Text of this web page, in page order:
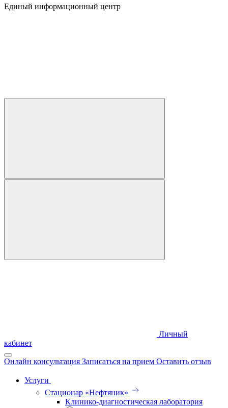
Единый информационный центр
Личный
кабинет
Онлайн консультация Записаться на прием Оставить отзыв
Услуги
Стационар «Нефтяник»
Клинико-диагностическая лаборатория